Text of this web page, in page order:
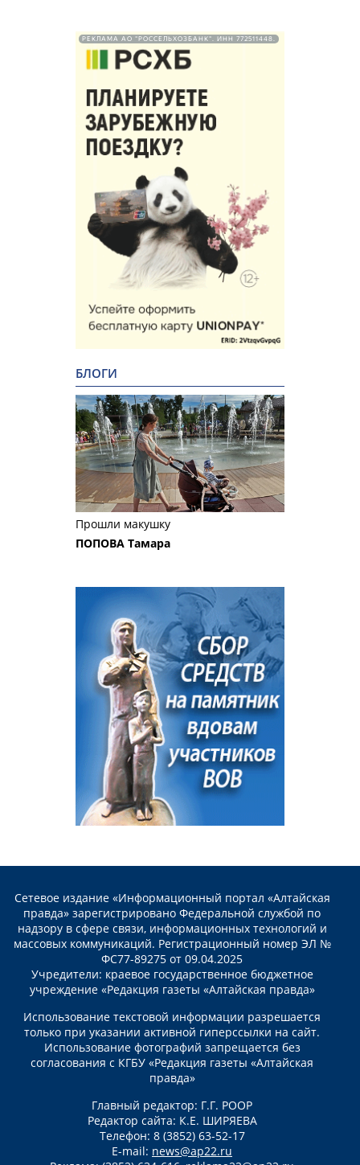
РЕКЛАМА АО "РОССЕЛЬХОЗБАНК". ИНН 772511448.
БЛОГИ
Прошли макушку
ПОПОВА Тамара
Сетевое издание «Информационный портал «Алтайская
правда» зарегистрировано Федеральной службой по
надзору в сфере связи, информационных технологий и
массовых коммуникаций. Регистрационный номер ЭЛ №
ФС77-89275 от 09.04.2025
Учредители: краевое государственное бюджетное
учреждение «Редакция газеты «Алтайская правда»
Использование текстовой информации разрешается
только при указании активной гиперссылки на сайт.
Использование фотографий запрещается без
согласования с КГБУ «Редакция газеты «Алтайская
правда»
Главный редактор: Г.Г. РООР
Редактор сайта: К.Е. ШИРЯЕВА
Телефон: 8 (3852) 63-52-17
E-mail: news@ap22.ru